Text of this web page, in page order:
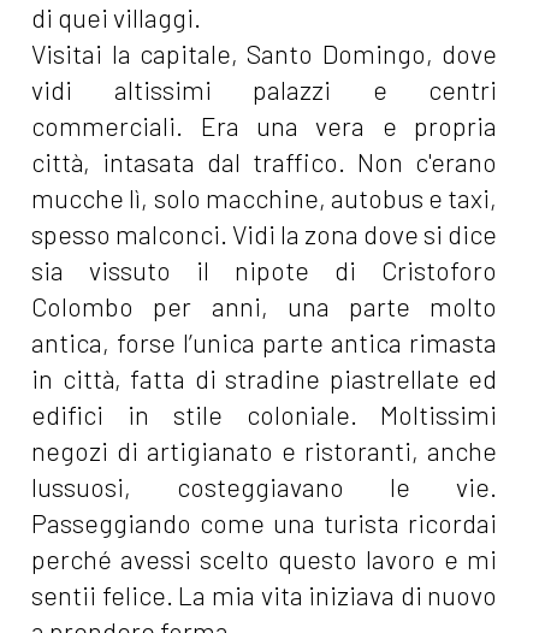
di quei villaggi.
Visitai la capitale, Santo Domingo, dove
vidi altissimi palazzi e centri
commerciali. Era una vera e propria
città, intasata dal traffico. Non c'erano
mucche lì, solo macchine, autobus e taxi,
spesso malconci. Vidi la zona dove si dice
sia vissuto il nipote di Cristoforo
Colombo per anni, una parte molto
antica, forse l’unica parte antica rimasta
in città, fatta di stradine piastrellate ed
edifici in stile coloniale. Moltissimi
negozi di artigianato e ristoranti, anche
lussuosi, costeggiavano le vie.
Passeggiando come una turista ricordai
perché avessi scelto questo lavoro e mi
sentii felice. La mia vita iniziava di nuovo